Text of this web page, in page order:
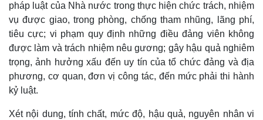
pháp luật của Nhà nước trong thực hiện chức trách, nhiệm
vụ được giao, trong phòng, chống tham nhũng, lãng phí,
tiêu cực; vi phạm quy định những điều đảng viên không
được làm và trách nhiệm nêu gương; gây hậu quả nghiêm
trọng, ảnh hưởng xấu đến uy tín của tổ chức đảng và địa
phương, cơ quan, đơn vị công tác, đến mức phải thi hành
kỷ luật.
Xét nội dung, tính chất, mức độ, hậu quả, nguyên nhân vi